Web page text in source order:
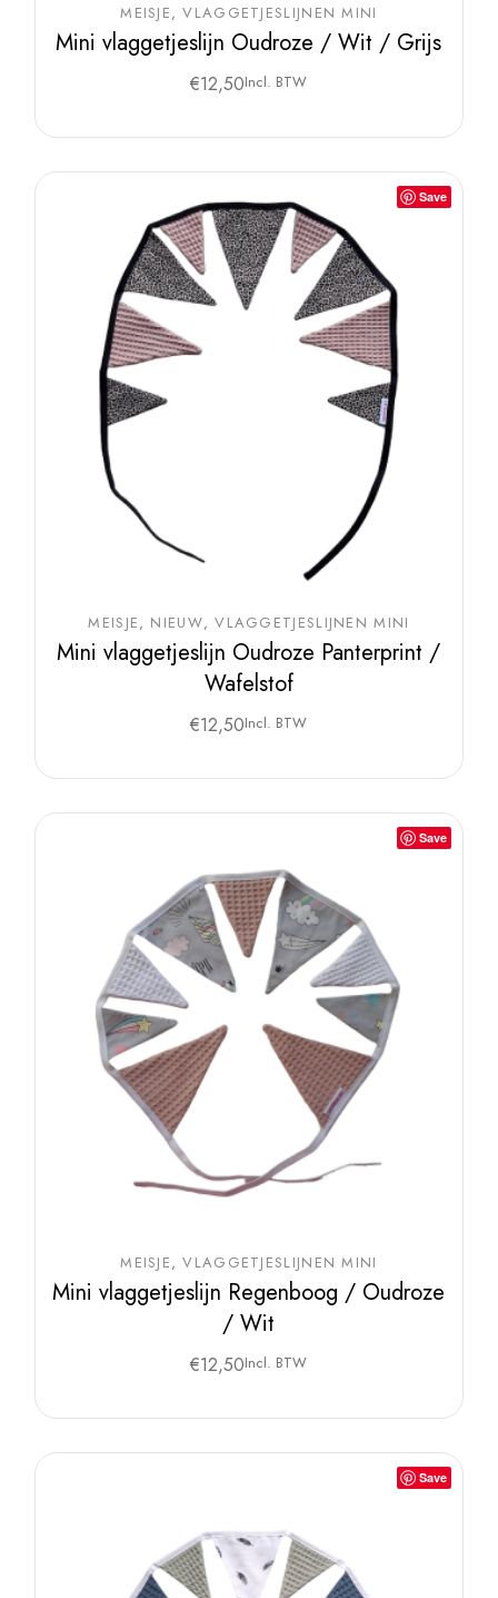
MEISJE VLAGGETJESLIJNEN MINI
Mini vlaggetjeslijn Oudroze / Wit / Grijs
€12,50Incl. BTW
Save
MEISJE NIEUW VLAGGETJESLIJNEN MINI
Mini vlaggetjeslijn Oudroze Panterprint /
Wafelstof
€12,50Incl. BTW
Save
MEISJE VLAGGETJESLIJNEN MINI
Mini vlaggetjeslijn Regenboog / Oudroze
/ Wit
€12,50Incl. BTW
Save